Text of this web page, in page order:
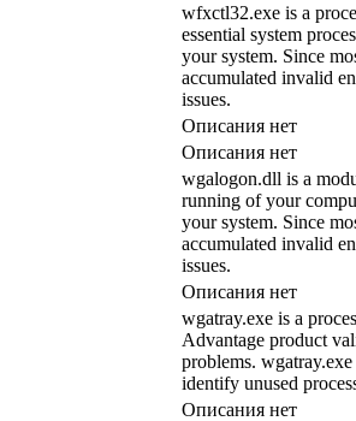
wfxctl32.exe is a
essential system
your system. Since
accumulated invalid
issues.
Описания нет
Описания нет
wgalogon.dll is a
running of your
your system. Since
accumulated invalid
issues.
Описания нет
wgatray.exe is a
Advantage product
problems.
identify unused
Описания нет